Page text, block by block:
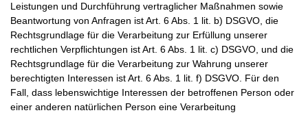
Leistungen und Durchführung vertraglicher Maßnahmen sowie
Beantwortung von Anfragen ist Art. 6 Abs. 1 lit. b) DSGVO, die
Rechtsgrundlage für die Verarbeitung zur Erfüllung unserer
rechtlichen Verpflichtungen ist Art. 6 Abs. 1 lit. c) DSGVO, und die
Rechtsgrundlage für die Verarbeitung zur Wahrung unserer
berechtigten Interessen ist Art. 6 Abs. 1 lit. f) DSGVO. Für den
Fall, dass lebenswichtige Interessen der betroffenen Person oder
einer anderen natürlichen Person eine Verarbeitung